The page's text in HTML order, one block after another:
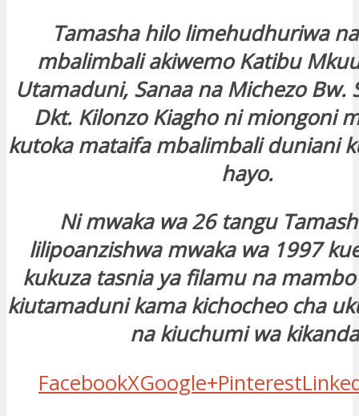
Tamasha hilo limehudhuriwa
mbalimbali akiwemo Katibu
Utamaduni, Sanaa na Michezo Bw.
Dkt. Kilonzo Kiagho ni miongoni
kutoka mataifa mbalimbali duniani
hayo.
Ni mwaka wa 26 tangu
lilipoanzishwa mwaka wa 1997
kukuza tasnia ya filamu na
kiutamaduni kama kichocheo cha
na kiuchumi wa
FacebookXGoogle+Pinterest